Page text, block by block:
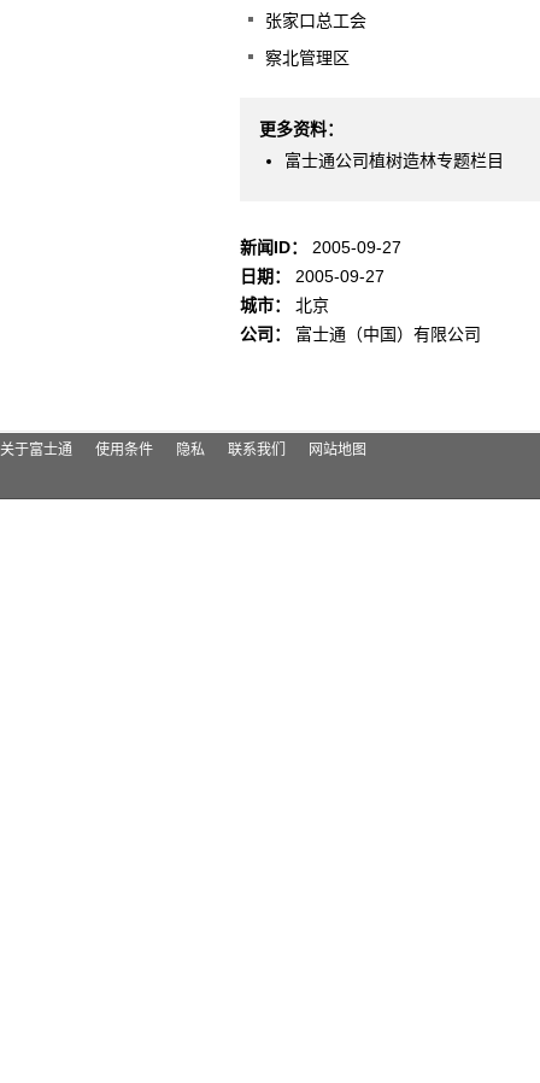
张家口总工会
察北管理区
更多资料：
富士通公司植树造林专题栏目
新闻ID：
2005-09-27
日期：
2005-09-27
城市：
北京
公司：
富士通（中国）有限公司
关于富士通 使用条件 隐私 联系我们 网站地图